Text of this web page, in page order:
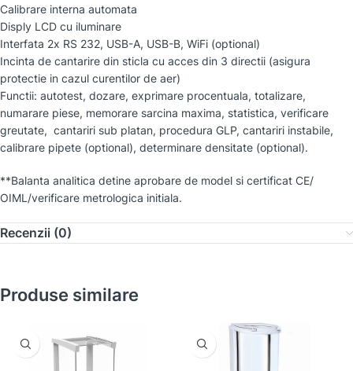
Calibrare interna automata
Disply LCD cu iluminare
Interfata 2x RS 232, USB-A, USB-B, WiFi (optional)
Incinta de cantarire din sticla cu acces din 3 directii (asigura
protectie in cazul curentilor de aer)
Functii: autotest, dozare, exprimare procentuala, totalizare,
numarare piese, memorare sarcina maxima, statistica, verificare
greutate, cantariri sub platan, procedura GLP, cantariri instabile,
calibrare pipete (optional), determinare densitate (optional).
**Balanta analitica detine aprobare de model si certificat CE/
OIML/verificare metrologica initiala.
Recenzii (0)
Produse similare